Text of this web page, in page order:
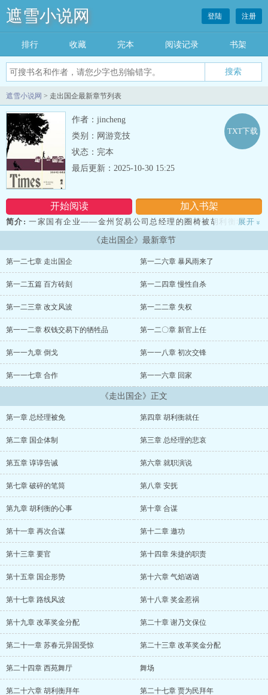
遮雪小说网 登陆 注册
排行 收藏 完本 阅读记录 书架
遮雪小说网 > 走出国企最新章节列表
作者：jincheng
类别：网游竞技
状态：完本
开始阅读 加入书架
TXT下载
最后更新：2025-10-30 15:25
简介: 一家国有企业——金州贸易公司总经理的圈椅被胡利衡幸运地
坐上后，成为权利的象征。为了退休后能当上资本家，他把权力当作
商品拍卖，一手卖权，一手得利，绝无蚀本。他还有一个嗜好，那就
是与人斗，其乐无穷。他用安抚、挤、压、哄、谝、利诱等等手段排
军、魏星良、程思军、何斌、贾为民……等等。他希望人人都应该象
奴才一样屈服在他的权力之下夹着尾巴做人，可是这世上偏偏还有几
个倔强的人存在…… ......
展开 »
《走出国企》最新章节
第一二七章 走出国企 第一二六章 暴风雨来了
第一二五篇 百方砖刻 第一二四章 慢性自杀
第一二三章 改文风波 第一二二章 失权
第一一二章 权钱交易下的牺牲品 第一二〇章 新官上任
第一一九章 倒戈 第一一八章 初次交锋
第一一七章 合作 第一一六章 回家
《走出国企》正文
第一章 总经理被免 第四章 胡利衡就任
第二章 国企体制 第三章 总经理的悲哀
第五章 谆谆告诫 第六章 就职演说
第七章 破碎的笔筒 第八章 安抚
第九章 胡利衡的心事 第十章 合谋
第十一章 再次合谋 第十二章 邀功
第十三章 要官 第十四章 朱捷的职责
第十五章 国企形势 第十六章 气焰讻讻
第十七章 路线风波 第十八章 奖金惹祸
第十九章 改革奖金分配 第二十章 谢乃文保位
第二十一章 苏春元异国受惊 第二十三章 改革奖金分配
第二十四章 西苑舞厅 舞场
第二十六章 胡利衡拜年 第二十七章 贾为民拜年